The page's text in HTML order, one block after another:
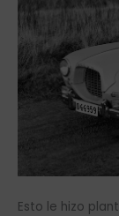
Esto le hizo